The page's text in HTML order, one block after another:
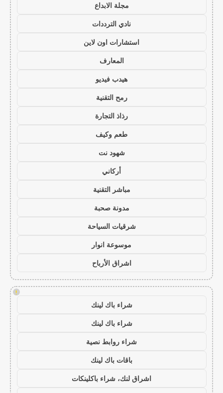
مجلة الابداع
نادي الترددات
استشارات اون لاين
المعارف
هيدب فيديو
رمح التقنية
رذاذ التجارة
طعم وكيف
شهود نت
أركاني
مباشر التقنية
مدونة صحبة
شرقيات السياحة
موسوعة انوار
اشراق الأرباح
!
شراء باك لينك
شراء باك لينك
شراء روابط نصية
باقات باك لينك
اشراق لنك، شراء باكلينكات